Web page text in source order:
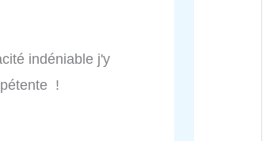
indéniable j'y
!